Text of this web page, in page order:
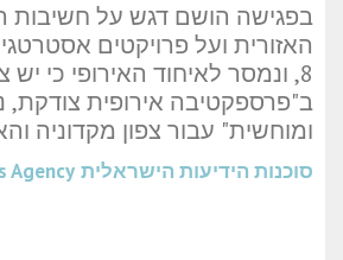
בפגישה הושם דגש על חשיבות
האזורית ועל פרויקטים
8, ונמסר לאיחוד האירופי כי יש
ב"פרספקטיבה אירופית צודקת,
ומוחשית" עבור צפון מקדוניה
סוכנות הידיעות הישראלית Agency